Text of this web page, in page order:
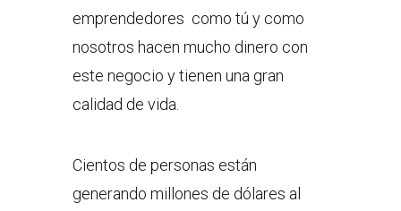
emprendedores como tú y como
nosotros hacen mucho dinero con
este negocio y tienen una gran
calidad de vida.
Cientos de personas están
generando millones de dólares al